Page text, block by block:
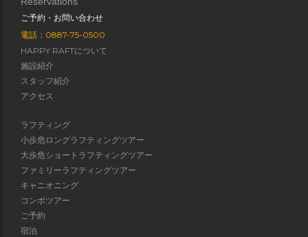
ご予約・お問い合わせ
電話：0887-75-0500
HAPPY RAFTについて
施設紹介
スタッフ紹介
アクセス
ラフティング
小歩危ロングラフティングツアー
大歩危ショートラフティングツアー
ファミリーラフティングツアー
キャニオニング
コンボツアー
ご予約
宿泊